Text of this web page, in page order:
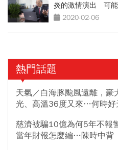
炎的激情演出 可能
2020-02-06
熱門話題
天氣／白海豚颱風遠離，豪
光、高溫36度又來…何時好
慈濟被騙10億為何5年不報
當年財報怎麼編…陳時中背